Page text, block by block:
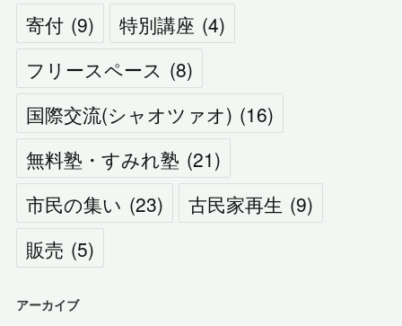
寄付 (9) 特別講座 (4)
フリースペース (8)
国際交流(シャオツァオ) (16)
無料塾・すみれ塾 (21)
市民の集い (23) 古民家再生 (9)
販売 (5)
アーカイブ